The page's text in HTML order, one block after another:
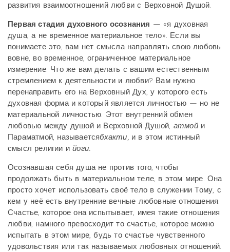
развития взаимоотношений любви с Верховной Душой.
Первая стадия духовного осознания — «я духовная
душа, а не временное материальное тело». Если вы
понимаете это, вам нет смысла направлять свою любовь
вовне, во временное, ограниченное материальное
измерение. Что же вам делать с вашим естественным
стремлением к деятельности и любви? Вам нужно
перенаправить его на Верховный Дух, у которого есть
духовная форма и который является личностью — но не
материальной личностью. Этот внутренний обмен
любовью между душой и Верховной Душой, атмойи
Параматмой, называетсябхакти,и в этом истинный
смысл религии ийоги.
Осознавшая себя душа не против того, чтобы
продолжать быть в материальном теле, в этом мире. Она
просто хочет использовать своё тело в служении Тому, с
кем у неё есть внутренние вечные любовные отношения.
Счастье, которое она испытывает, имея такие отношения
любви, намного превосходит то счастье, которое можно
испытать в этом мире, будь то счастье чувственного
удовольствия или так называемых любовных отношений.